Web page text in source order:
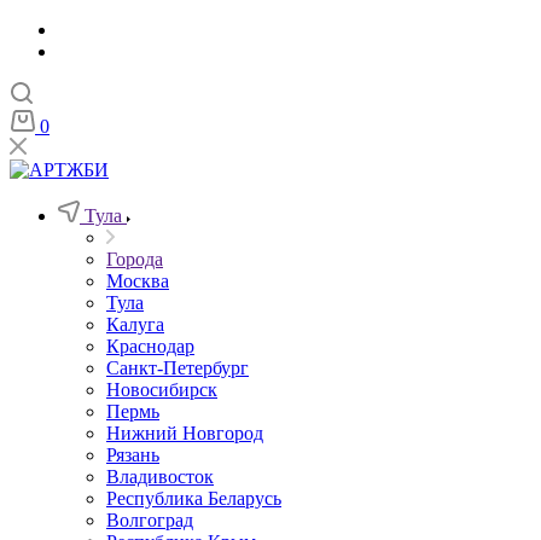
0
Тула
Города
Москва
Тула
Калуга
Краснодар
Санкт-Петербург
Новосибирск
Пермь
Нижний Новгород
Рязань
Владивосток
Республика Беларусь
Волгоград